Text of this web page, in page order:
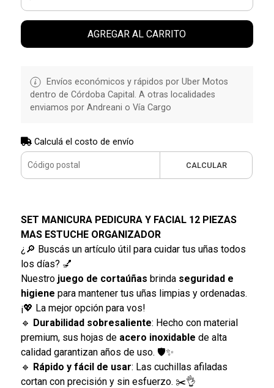
AGREGAR AL CARRITO
Envíos económicos y rápidos por Uber Motos
dentro de Córdoba Capital. A otras localidades
enviamos por Andreani o Vía Cargo
Calculá el costo de envío
CALCULAR
SET MANICURA PEDICURA Y FACIAL 12 PIEZAS
MAS ESTUCHE ORGANIZADOR
¿🔎 Buscás un artículo útil para cuidar tus uñas todos
los días? 💅
Nuestro juego de cortaúñas brinda seguridad e
higiene para mantener tus uñas limpias y ordenadas.
¡💖 La mejor opción para vos!
🔹 Durabilidad sobresaliente: Hecho con material
premium, sus hojas de acero inoxidable de alta
calidad garantizan años de uso. 🛡️✨
🔹 Rápido y fácil de usar: Las cuchillas afiladas
cortan con precisión y sin esfuerzo. ✂️👌